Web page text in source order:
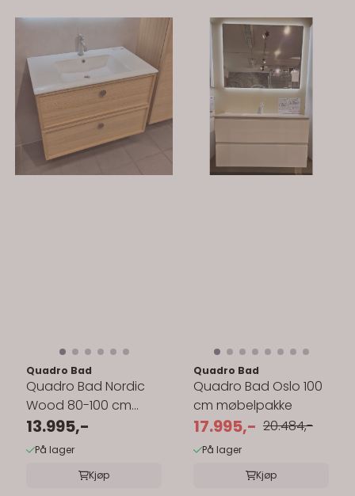
Quadro Bad
Quadro Bad Nordic
Wood 80-100 cm
Servantskap - med
Servant
13.995,-
På lager
Kjøp
Quadro Bad
Quadro Bad Oslo 100
cm møbelpakke
17.995,- 20.484,-
På lager
Kjøp